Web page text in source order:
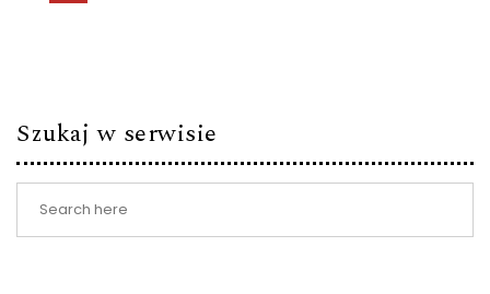
Szukaj w serwisie